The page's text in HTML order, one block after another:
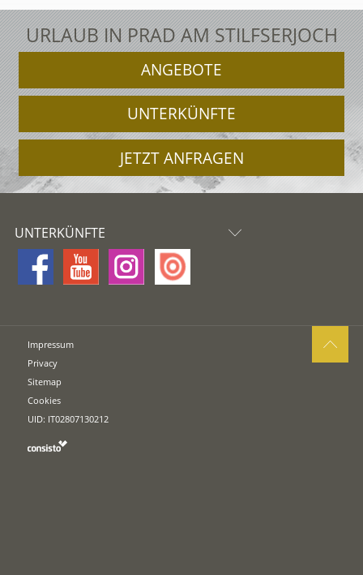
URLAUB IN PRAD AM STILFSERJOCH
ANGEBOTE
UNTERKÜNFTE
JETZT ANFRAGEN
UNTERKÜNFTE
Impressum
Privacy
Sitemap
Cookies
UID: IT02807130212